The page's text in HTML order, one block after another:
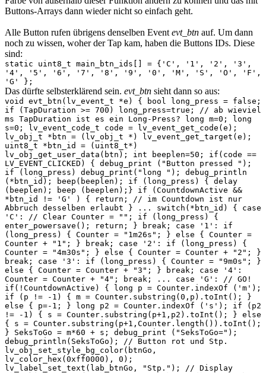
Buttons-Arrays dann wieder nicht so einfach geht.
Alle Button rufen übrigens denselben Event evt_btn auf. Um dann
noch zu wissen, woher der Tap kam, haben die Buttons IDs. Diese
sind:
static uint8_t main_btn_ids[] = {'C', '1', '2', '3',
'4', '5', '6', '7', '8', '9', '0', 'M', 'S', 'O', 'F',
'G' };
Das dürfte selbsterklärend sein. evt_btn sieht dann so aus:
void evt_btn(lv_event_t *e) { bool long_press = false;
if (TapDuration >= 700) long_press=true; // ab wieviel
ms TapDuration ist es ein Long-Press? long m=0; long
s=0; lv_event_code_t code = lv_event_get_code(e);
lv_obj_t *btn = (lv_obj_t *) lv_event_get_target(e);
uint8_t *btn_id = (uint8_t*)
lv_obj_get_user_data(btn); int beeplen=50; if(code ==
LV_EVENT_CLICKED) { debug_print ("Button pressed ");
if (long_press) debug_print("long "); debug_println
(*btn_id); beep(beeplen); if (long_press) { delay
(beeplen); beep (beeplen);} if (CountdownActive &&
*btn_id != 'G' ) { return; // im Countdown ist nur
Abbruch desselben erlaubt } ... switch(*btn_id) { case
'C': // Clear Counter = ""; if (long_press) {
enter_powersave(); return; } break; case '1': if
(long_press) { Counter = "1m26s"; } else { Counter =
Counter + "1"; } break; case '2': if (long_press) {
Counter = "4m30s"; } else { Counter = Counter + "2"; }
break; case '3': if (long_press) { Counter = "9m0s"; }
else { Counter = Counter + "3"; } break; case '4':
Counter = Counter + "4"; break; ... case 'G': // GO!
if(!CountdownActive) { long p = Counter.indexOf ('m');
if (p != -1) { m = Counter.substring(0,p).toInt(); }
else { p=-1; } long p2 = Counter.indexOf ('s'); if (p2
!= -1) { s = Counter.substring(p+1,p2).toInt(); } else
{ s = Counter.substring(p+1,Counter.length()).toInt();
} SeksToGo = m*60 + s; debug_print ("SeksToGo=");
debug_println(SeksToGo); // Button rot und Stp.
lv_obj_set_style_bg_color(btnGo,
lv_color_hex(0xff0000), 0);
lv_label_set_text(lab_btnGo, "Stp."); // Display